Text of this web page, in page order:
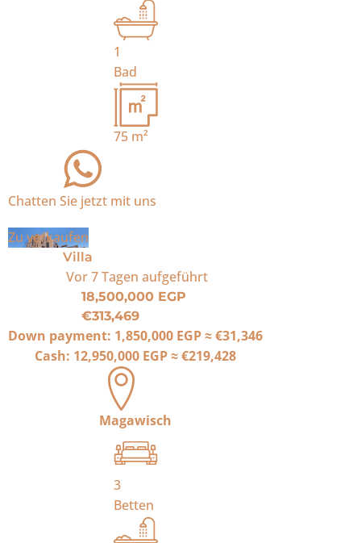
1
Bad
75m²
Chatten Sie jetzt mit uns
Zu verkaufen
Villa
Vor 7 Tagen aufgeführt
18,500,000 EGP
€313,469
Down payment: 1,850,000 EGP≈€31,346
Cash: 12,950,000 EGP≈€219,428
Magawisch
3
Betten